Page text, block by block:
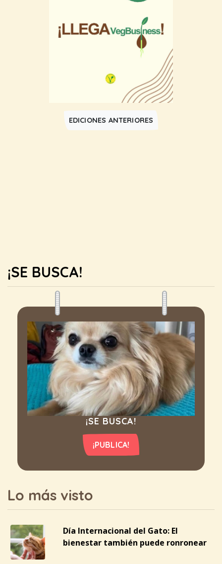
EDICIONES ANTERIORES
¡SE BUSCA!
¡SE BUSCA!
¡PUBLICA!
Lo más visto
Día Internacional del Gato: El
bienestar también puede ronronear